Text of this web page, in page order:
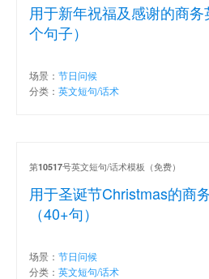
用于新年祝福及感谢的商
个句子）
场景： 节日问候
分类： 英文短句/话术
用于圣诞节Christmas的商
（40+句）
第10517号英文短句/话术模板（免费）
场景： 节日问候
分类： 英文短句/话术